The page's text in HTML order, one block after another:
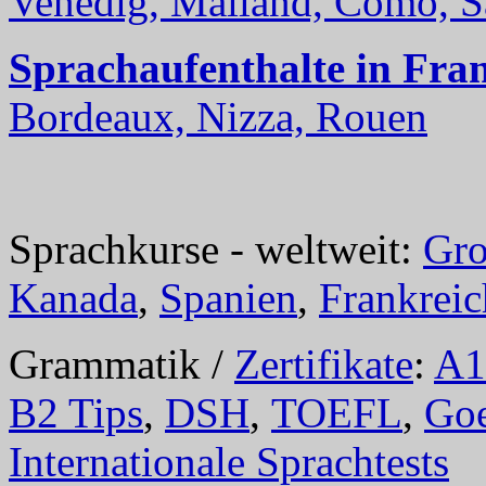
Sprachaufenthalte in
Bordeaux, Nizza, Rouen
Sprachkurse - weltweit:
Kanada, Spanien,
Grammatik / Zertifikate: A1
B2 Tips, DSH, TOEFL,
Internationale Sprachtests